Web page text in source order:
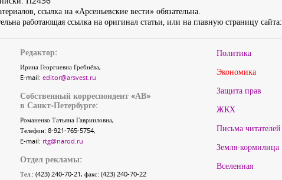
ссылка на «Арсеньевские вести» обязательна.
работающая ссылка на оригинал статьи, или на главную страницу сайта:
Редактор:
Ирина Георгиевна Гребнёва,
E-mail: editor@arsvest.ru
Собственный корреспондент «АВ»
в Санкт-Петербурге:
Романенко Татьяна Гаврииловна,
Телефон: 8-921-765-5754,
E-mail: rtg@narod.ru
Отдел рекламы:
Тел.: (423) 240-70-21, факс: (423) 240-70-22
Политика
Экономика
Защита прав
ЖКХ
Письма читателей
Земля-кормилица
Вселенная